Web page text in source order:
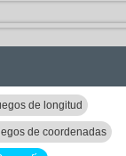
de longitud
de coordenadas